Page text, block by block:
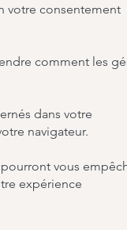
votre consentement
comment les
dans votre
navigateur.
vous
expérience